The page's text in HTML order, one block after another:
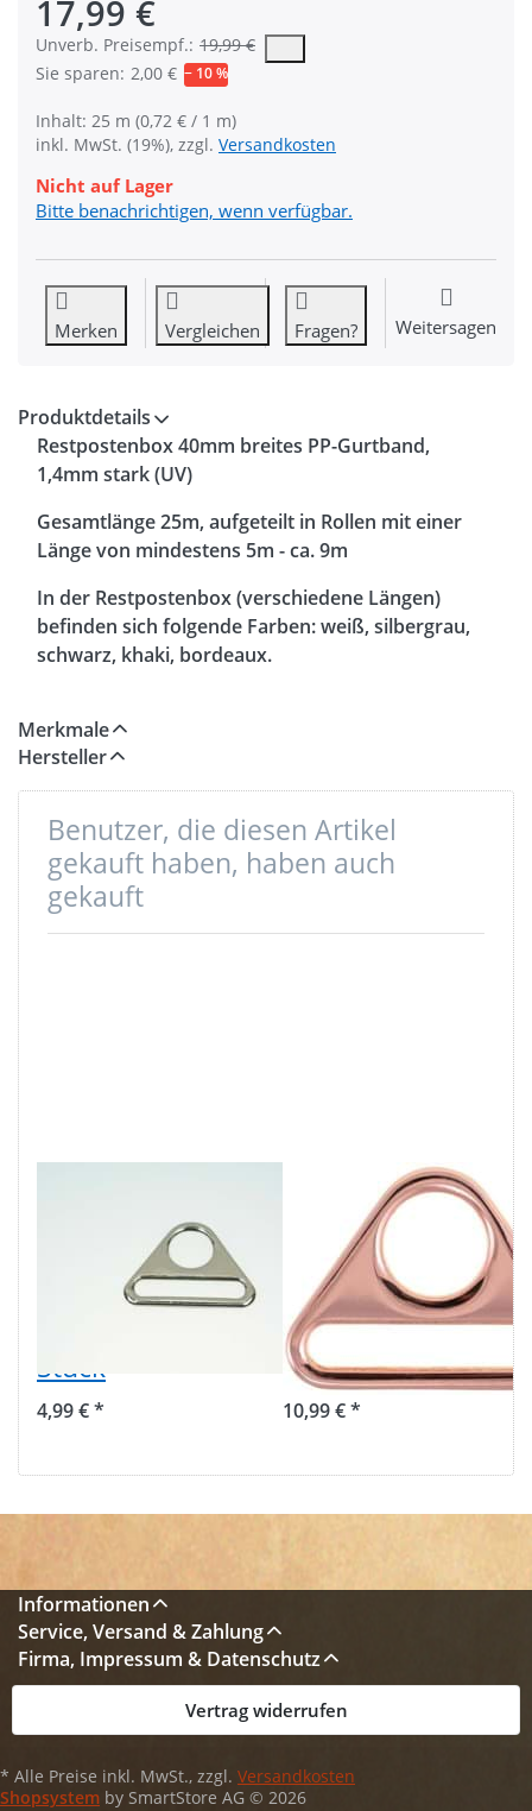
17,99 €
Unverb. Preisempf.: 19,99 €
Die UVP ist der vorgeschlagene oder empfohlene
Sie sparen: 2,00 € − 10 %
Inhalt: 25 m (0,72 € / 1 m)
inkl. MwSt. (19%), zzgl. Versandkosten
Nicht auf Lager
Bitte benachrichtigen, wenn verfügbar.
Merken Vergleichen Fragen? Weitersagen
Produktdetails
Restpostenbox 40mm breites PP-Gurtband,
1,4mm stark (UV)
Gesamtlänge 25m, aufgeteilt in Rollen mit einer
Länge von mindestens 5m - ca. 9m
In der Restpostenbox (verschiedene Längen)
befinden sich folgende Farben: weiß, silbergrau,
schwarz, khaki, bordeaux.
Merkmale
Hersteller
Benutzer, die diesen Artikel
gekauft haben, haben auch
gekauft
Zinkdruckguss -
vernickelt -
Stück
4,99 € *
Triangel aus
Zinkdruckguss -
rosegold -
38mm
Durchlass - 10
Stück
10,99 € *
Informationen
Service, Versand & Zahlung
Firma, Impressum & Datenschutz
Vertrag widerrufen
* Alle Preise inkl. MwSt., zzgl. Versandkosten
Shopsystem by SmartStore AG © 2026